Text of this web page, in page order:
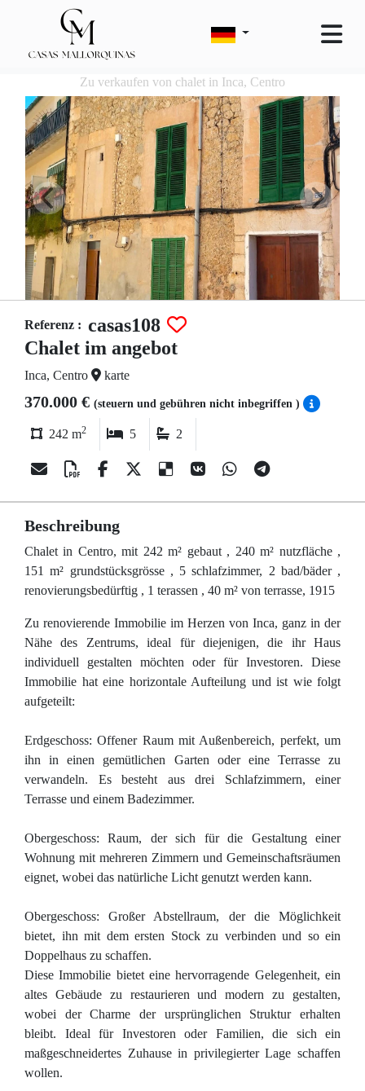
Zu verkaufen von chalet in Inca, Centro
Referenz : casas108
Chalet im angebot
Inca, Centro karte
370.000 € (steuern und gebühren nicht inbegriffen )
242 m2 5 2
Beschreibung
Chalet in Centro, mit 242 m² gebaut , 240 m² nutzfläche ,
151 m² grundstücksgrösse , 5 schlafzimmer, 2 bad/bäder ,
renovierungsbedürftig , 1 terassen , 40 m² von terrasse, 1915
Zu renovierende Immobilie im Herzen von Inca, ganz in der
Nähe des Zentrums, ideal für diejenigen, die ihr Haus
individuell gestalten möchten oder für Investoren. Diese
Immobilie hat eine horizontale Aufteilung und ist wie folgt
aufgeteilt:
Erdgeschoss: Offener Raum mit Außenbereich, perfekt, um
ihn in einen gemütlichen Garten oder eine Terrasse zu
verwandeln. Es besteht aus drei Schlafzimmern, einer
Terrasse und einem Badezimmer.
Obergeschoss: Raum, der sich für die Gestaltung einer
Wohnung mit mehreren Zimmern und Gemeinschaftsräumen
eignet, wobei das natürliche Licht genutzt werden kann.
Obergeschoss: Großer Abstellraum, der die Möglichkeit
bietet, ihn mit dem ersten Stock zu verbinden und so ein
Doppelhaus zu schaffen.
Diese Immobilie bietet eine hervorragende Gelegenheit, ein
altes Gebäude zu restaurieren und modern zu gestalten,
wobei der Charme der ursprünglichen Struktur erhalten
bleibt. Ideal für Investoren oder Familien, die sich ein
maßgeschneidertes Zuhause in privilegierter Lage schaffen
wollen.